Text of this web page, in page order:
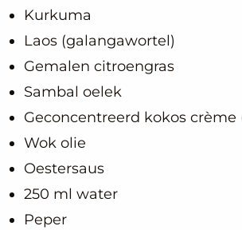
Kurkuma
Laos (galangawortel)
Gemalen citroengras
Sambal oelek
Geconcentreerd kokos crème
Wok olie
Oestersaus
250 ml water
Peper